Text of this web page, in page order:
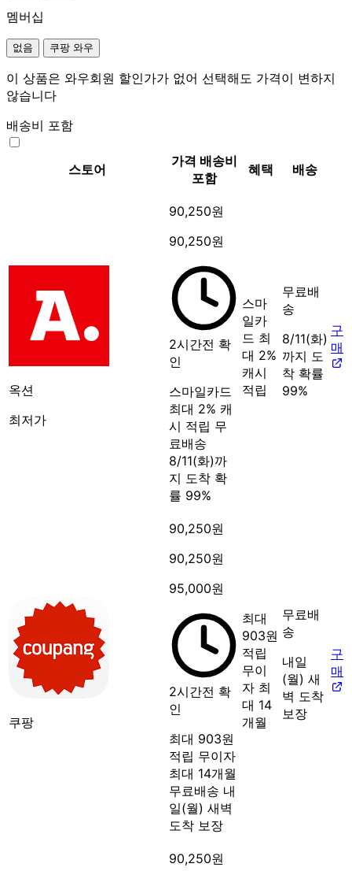
멤버십
없음 쿠팡 와우
이 상품은 와우회원 할인가가 없어 선택해도 가격이 변하지
않습니다
배송비 포함
스토어
가격 배송비
포함
혜택 배송
옥션
최저가
90,250원
90,250원
2시간전 확
인
스마일카드
최대 2% 캐
시 적립 무
료배송
8/11(화)까
지 도착 확
률 99%
스마
일카
드 최
대 2%
캐시
적립
무료배
송
8/11(화)
까지 도
착 확률
99%
구
매
쿠팡
90,250원
90,250원
95,000원
2시간전 확
인
최대 903원
적립 무이자
최대 14개월
무료배송 내
일(월) 새벽
도착 보장
최대
903원
적립
무이
자 최
대 14
개월
무료배
송
내일
(월) 새
벽 도착
보장
구
매
90,250원